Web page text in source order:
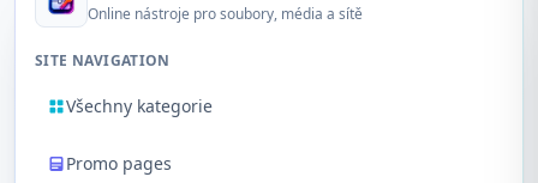
Online nástroje pro soubory, média a sítě
SITE NAVIGATION
Všechny kategorie
Promo pages